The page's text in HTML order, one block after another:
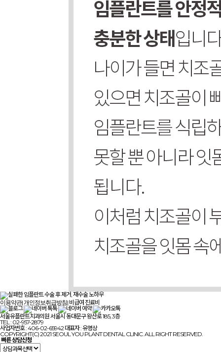
이용약관|개인정보취급방침| 비급여 진료비
서울유플란트치과의원 서울시 동대문구 왕산로 185, 3층
TEL : 02-957-2879
사업자번호 : 406-02-65942 대표자 : 유명상
COPYRIGHT(C) 2021 SEOUL YOU PLANT DENTAL CLINIC. ALL RIGHT RESERVED.
빠른 상담신청